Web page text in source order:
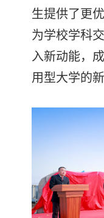
生提供了更
为学校学科
入新动能，
用型大学的新